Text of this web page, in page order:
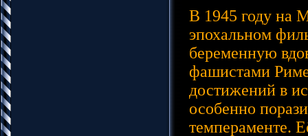
В 1945 году на
эпохальном
беременную
фашистами
достижений в
особенно
темпераменте.